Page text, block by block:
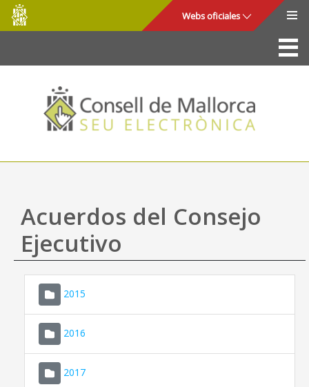
Saltar al contenido principal
Consell
de
Mallorca
Webs oficiales
La Sede
Consejo de Mallorca
Acceso y seguridad
Utilidades
Mapa web
Ayuda
Acuerdos del Consejo
Ejecutivo
2015
2016
2017